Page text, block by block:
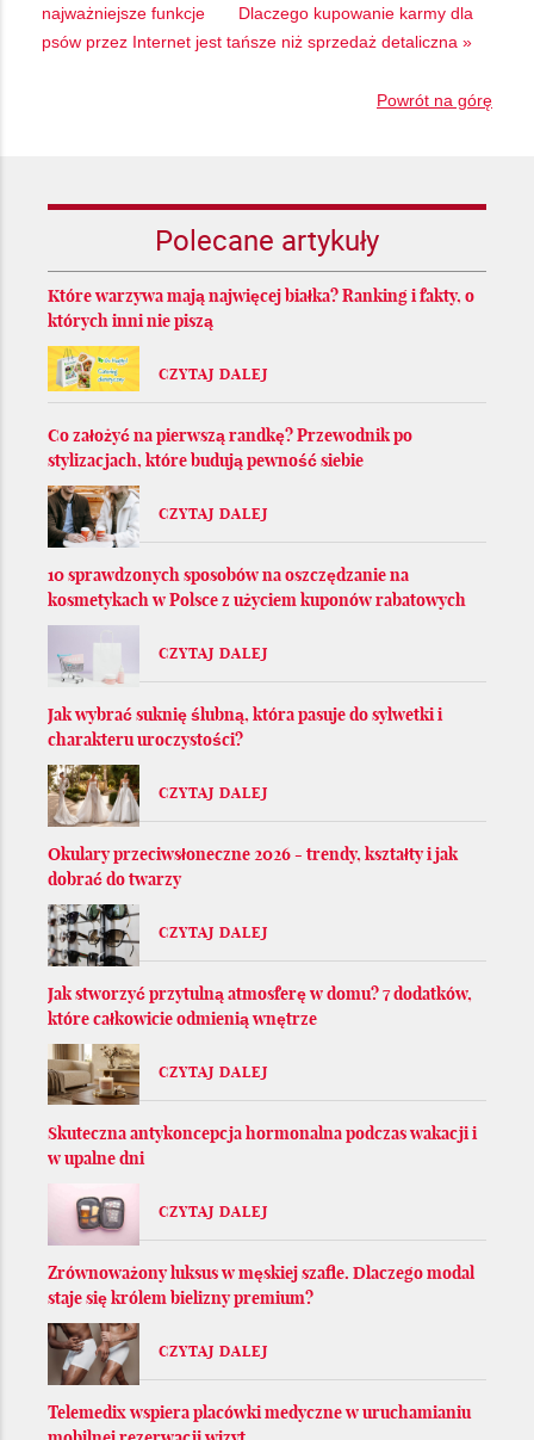
najważniejsze funkcje
Dlaczego kupowanie karmy dla
psów przez Internet jest tańsze niż sprzedaż detaliczna »
Powrót na górę
Polecane artykuły
Które warzywa mają najwięcej białka? Ranking i fakty, o
których inni nie piszą
CZYTAJ DALEJ
Co założyć na pierwszą randkę? Przewodnik po
stylizacjach, które budują pewność siebie
CZYTAJ DALEJ
10 sprawdzonych sposobów na oszczędzanie na
kosmetykach w Polsce z użyciem kuponów rabatowych
CZYTAJ DALEJ
Jak wybrać suknię ślubną, która pasuje do sylwetki i
charakteru uroczystości?
CZYTAJ DALEJ
Okulary przeciwsłoneczne 2026 - trendy, kształty i jak
dobrać do twarzy
CZYTAJ DALEJ
Jak stworzyć przytulną atmosferę w domu? 7 dodatków,
które całkowicie odmienią wnętrze
CZYTAJ DALEJ
Skuteczna antykoncepcja hormonalna podczas wakacji i
w upalne dni
CZYTAJ DALEJ
Zrównoważony luksus w męskiej szafie. Dlaczego modal
staje się królem bielizny premium?
CZYTAJ DALEJ
Telemedix wspiera placówki medyczne w uruchamianiu